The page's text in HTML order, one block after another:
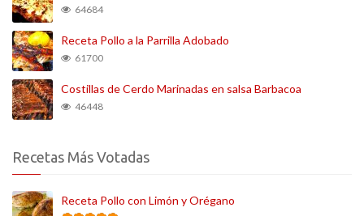
64684
Receta Pollo a la Parrilla Adobado
61700
Costillas de Cerdo Marinadas en salsa Barbacoa
46448
Recetas Más Votadas
Receta Pollo con Limón y Orégano